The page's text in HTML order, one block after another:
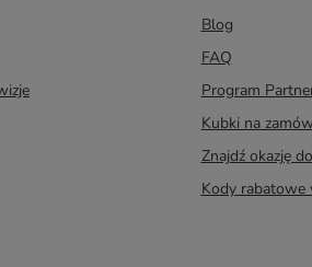
Blog
FAQ
Program
Kubki na
Znajdź okazję
Kody rabatowe